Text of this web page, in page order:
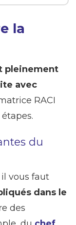
la
pleinement
avec
RACI
du
vous faut
dans le
des